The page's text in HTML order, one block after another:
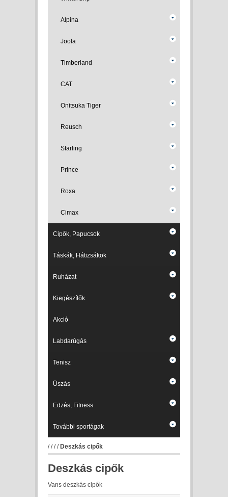
Alpina
Joola
Timberland
CAT
Onitsuka Tiger
Reusch
Starling
Prince
Roxa
Cimax
Cipők, Papucsok
Táskák, Hátizsákok
Ruházat
Kiegészítők
Akció
Labdarúgás
Tenisz
Úszás
Edzés, Fitness
További sportágak
//// Deszkás cipők
Deszkás cipők
Vans deszkás cipők